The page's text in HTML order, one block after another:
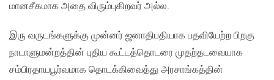
மானசீகமாக அதை விரும்புகிறவர் அல்ல.
இரு வருடங்களுக்கு முன்னர் ஜனாதிபதியாக பதவியேற்ற பிறகு
நாடாளுமன்றத்தின் புதிய கூட்டத்தொடரை முதற்தடவையாக
சம்பிரதாயபூர்வமாக தொடக்கிவைத்து அரசாங்கத்தின்